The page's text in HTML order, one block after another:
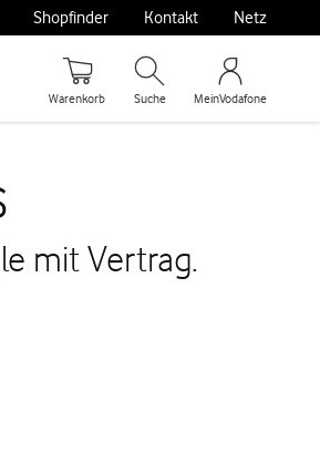
Shopfinder Kontakt Netz
Warenkorb Suche MeinVodafone
mit Vertrag.